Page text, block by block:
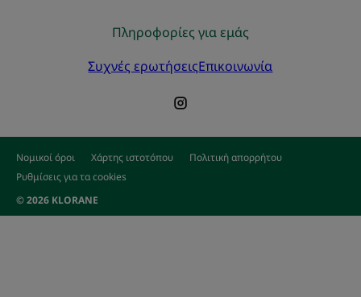
Πληροφορίες για εμάς
Συχνές ερωτήσειςΕπικοινωνία
Νομικοί όροι Χάρτης ιστοτόπου
Πολιτική απορρήτου
Ρυθμίσεις για τα cookies
© 2026 KLORANE